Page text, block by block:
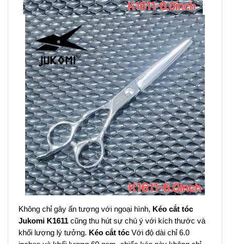
Không chỉ gây ấn tượng với ngoại hình, Kéo cắt tóc
Jukomi K1611 cũng thu hút sự chú ý với kích thước và
khối lượng lý tưởng. Kéo cắt tóc Với độ dài chỉ 6.0